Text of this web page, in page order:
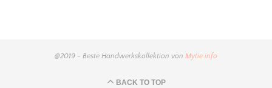
@2019 - Beste Handwerkskollektion von Mytie.info
BACK TO TOP